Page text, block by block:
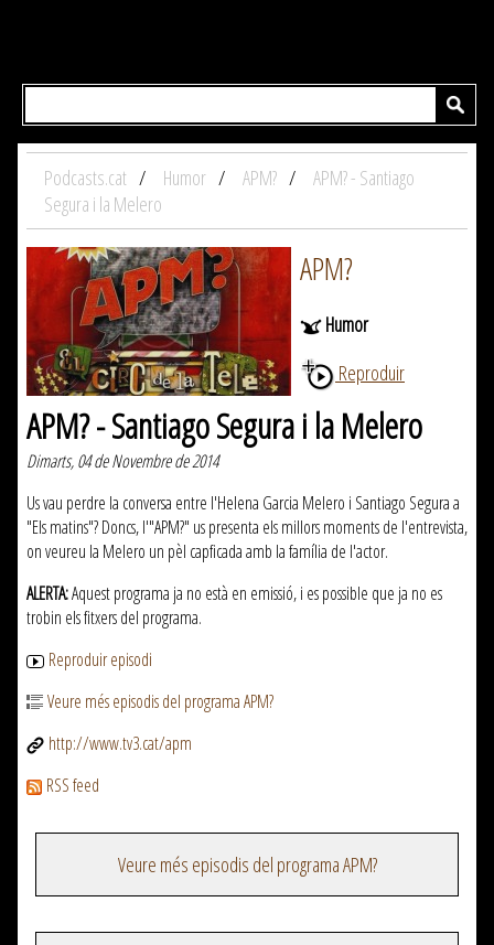
Podcasts.cat Humor APM?
APM? - Santiago
Segura i la Melero
APM?
Humor
Reproduir
APM? - Santiago Segura i la Melero
Dimarts, 04 de Novembre de 2014
Us vau perdre la conversa entre l'Helena Garcia Melero i Santiago Segura a
"Els matins"? Doncs, l'"APM?" us presenta els millors moments de l'entrevista,
on veureu la Melero un pèl capficada amb la família de l'actor.
ALERTA:Aquest programa ja no està en emissió, i es possible que ja no es
trobin els fitxers del programa.
Reproduir episodi
Veure més episodis del programa APM?
http://www.tv3.cat/apm
RSS feed
Veure més episodis del programa APM?